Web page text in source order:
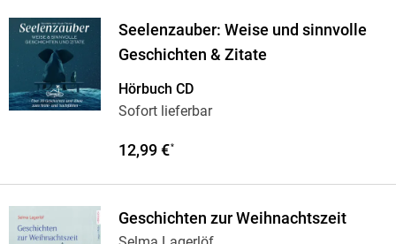
Seelenzauber: Weise und sinnvolle
Geschichten & Zitate
Hörbuch CD
Sofort lieferbar
12,99 €*
Geschichten zur Weihnachtszeit